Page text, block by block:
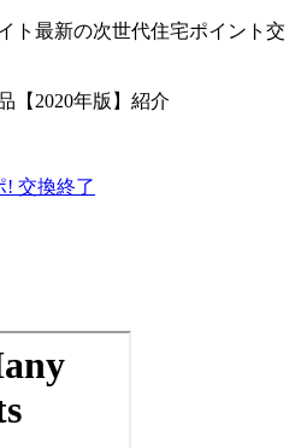
ト最新の次世代住宅ポイント交
【2020年版】紹介